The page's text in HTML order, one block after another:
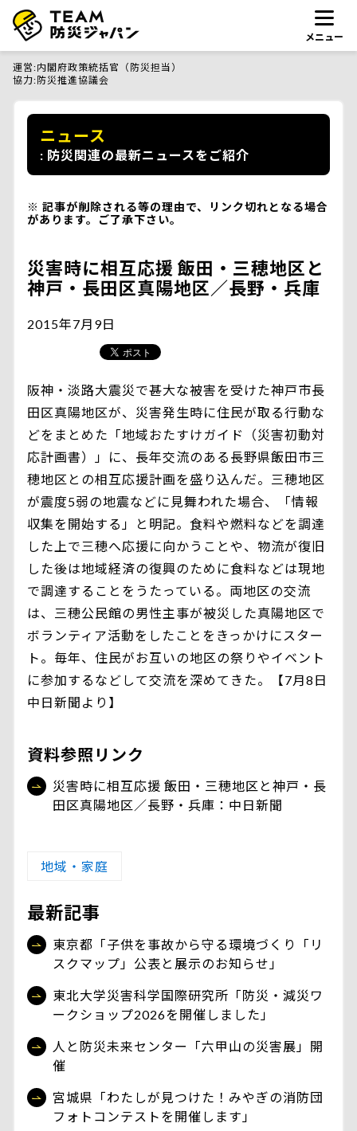
メニュー
運営 内閣府政策統括官（防災担当）
協力 防災推進協議会
ニュース
防災関連の最新ニュースをご紹介
記事が削除される等の理由で、リンク切れとなる場合
があります。ご了承下さい。
災害時に相互応援 飯田・三穂地区と
神戸・長田区真陽地区／長野・兵庫
2015年7月9日
阪神・淡路大震災で甚大な被害を受けた神戸市長
田区真陽地区が、災害発生時に住民が取る行動な
どをまとめた「地域おたすけガイド（災害初動対
応計画書）」に、長年交流のある長野県飯田市三
穂地区との相互応援計画を盛り込んだ。三穂地区
が震度5弱の地震などに見舞われた場合、「情報
収集を開始する」と明記。食料や燃料などを調達
した上で三穂へ応援に向かうことや、物流が復旧
した後は地域経済の復興のために食料などは現地
で調達することをうたっている。両地区の交流
は、三穂公民館の男性主事が被災した真陽地区で
ボランティア活動をしたことをきっかけにスター
ト。毎年、住民がお互いの地区の祭りやイベント
に参加するなどして交流を深めてきた。【7月8日
中日新聞より】
資料参照リンク
災害時に相互応援 飯田・三穂地区と神戸・長
田区真陽地区／長野・兵庫：中日新聞
地域・家庭
最新記事
東京都「子供を事故から守る環境づくり「リ
スクマップ」公表と展示のお知らせ」
東北大学災害科学国際研究所「防災・減災ワ
ークショップ2026を開催しました」
人と防災未来センター「六甲山の災害展」開
催
宮城県「わたしが見つけた！みやぎの消防団
フォトコンテストを開催します」